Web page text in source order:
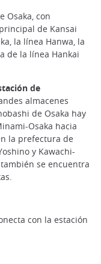
Osaka, con
de Kansai
la línea Hanwa, la
de la línea Hankai
de
almacenes
de Osaka hay
Osaka hacia
la prefectura de
y Kawachi-
se encuentra
con la estación